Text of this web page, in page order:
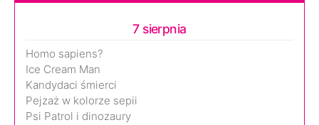
7 sierpnia
Homo sapiens?
Ice Cream Man
Kandydaci śmierci
Pejzaż w kolorze sepii
Psi Patrol i dinozaury